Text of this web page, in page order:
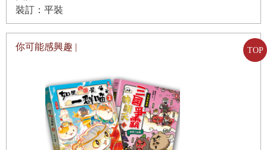
TOP
．真正的拳王
．吃不飽的大胃王
．釣魚日驚魂
．大黃蜂之死
．花粉失竊案
裝訂：平裝
你可能感興趣 |